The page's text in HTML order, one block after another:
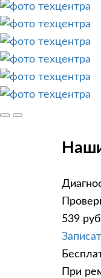
539 руб
При